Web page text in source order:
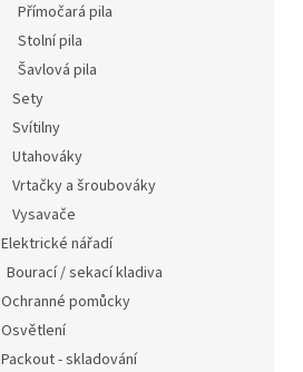
Přímočará pila
Stolní pila
Šavlová pila
Sety
Svítilny
Utahováky
Vrtačky a šroubováky
Vysavače
Elektrické nářadí
Bourací / sekací kladiva
Ochranné pomůcky
Osvětlení
Packout - skladování